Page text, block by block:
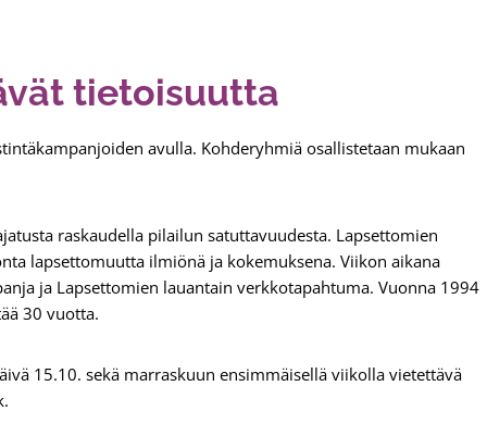
tietoisuutta
avulla. Kohderyhmiä osallistetaan mukaan
raskaudella pilailun satuttavuudesta. Lapsettomien
lapsettomuutta ilmiönä ja kokemuksena. Viikon aikana
ja Lapsettomien lauantain verkkotapahtuma. Vuonna 1994
30 vuotta.
15.10. sekä marraskuun ensimmäisellä viikolla vietettävä